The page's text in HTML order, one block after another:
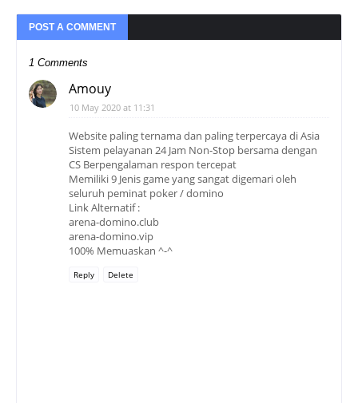
POST A COMMENT
1 Comments
Amouy
10 May 2020 at 11:31
Website paling ternama dan paling terpercaya di Asia
Sistem pelayanan 24 Jam Non-Stop bersama dengan
CS Berpengalaman respon tercepat
Memiliki 9 Jenis game yang sangat digemari oleh
seluruh peminat poker / domino
Link Alternatif :
arena-domino.club
arena-domino.vip
100% Memuaskan ^-^
Reply Delete